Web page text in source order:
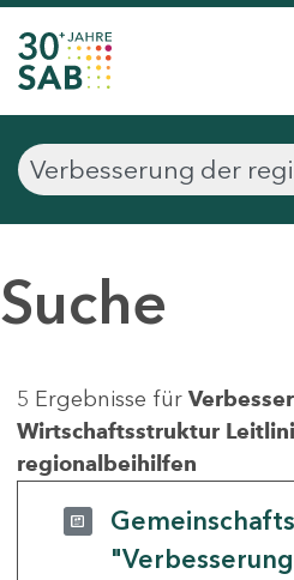
Suche
5 Ergebnisse für
Wirtschaftsstruktur
regionalbeihilfen